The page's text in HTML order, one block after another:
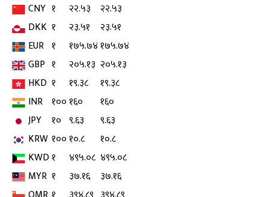
CNY १ २२.५३
२२.५३
DKK १ २३.५१
२३.५१
EUR १ १७५.७४१७५.७४
GBP १ २०५.१३ २०५.१३
HKD १ १९.३८
१९.३८
INR १००१६०
१६०
JPY
१० ९.६३
९.६३
KRW १००१०.८
१०.८
KWD१ ४९५.०८ ४९५.०८
MYR १ ३७.१६
३७.१६